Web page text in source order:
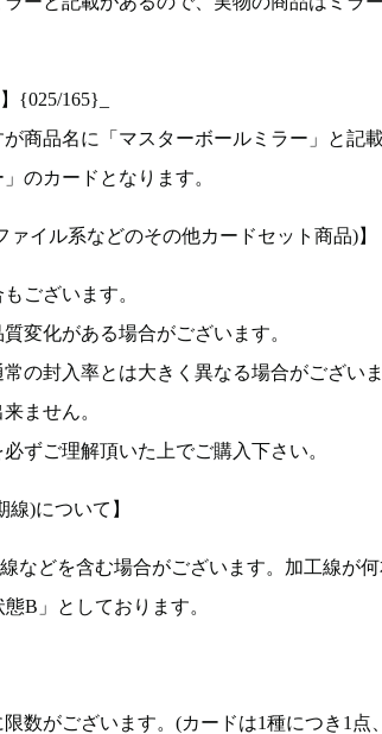
{025/165}_
商品名に「マスターボールミラー」と記
のカードとなります。
イル系などのその他カードセット商品)】
ございます。
変化がある場合がございます。
の封入率とは大きく異なる場合がございま
ません。
ずご理解頂いた上でご購入下さい。
)について】
などを含む場合がございます。加工線が何
B」としております。
数がございます。(カードは1種につき1点